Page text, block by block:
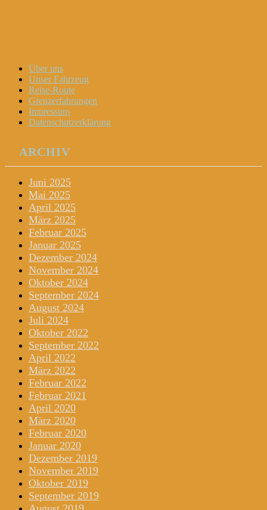
Menu
Widgets
Search
Skip
content
Über uns
Unser Fahrzeug
Reise-Route
Grenzerfahrungen
Impressum
Datenschutzerklärung
ARCHIV
Juni 2025
Mai 2025
April 2025
März 2025
Februar 2025
Januar 2025
Dezember 2024
November 2024
Oktober 2024
September 2024
August 2024
Juli 2024
Oktober 2022
September 2022
April 2022
März 2022
Februar 2022
Februar 2021
April 2020
März 2020
Februar 2020
Januar 2020
Dezember 2019
November 2019
Oktober 2019
September 2019